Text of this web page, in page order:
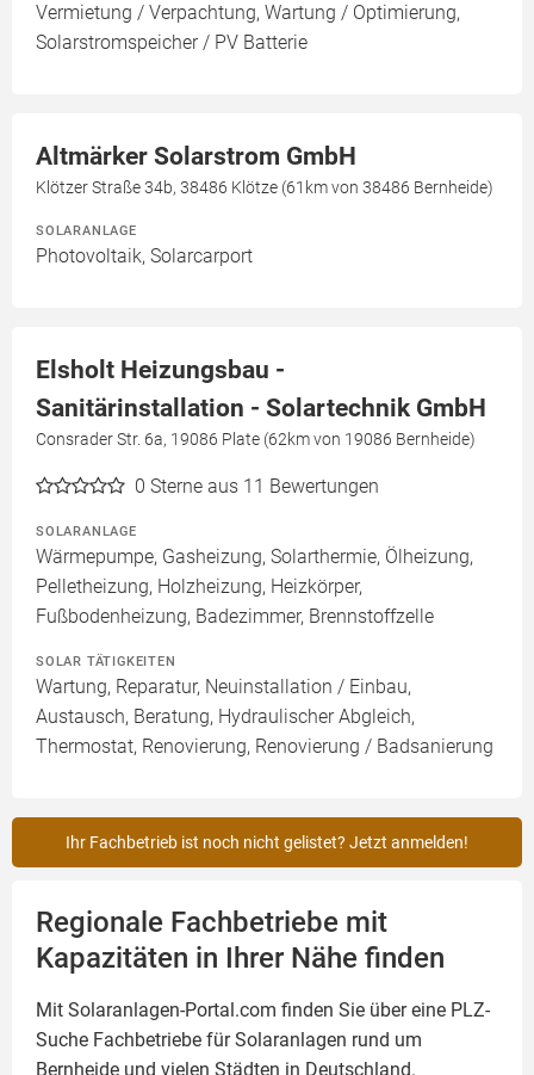
Vermietung / Verpachtung, Wartung / Optimierung,
Solarstromspeicher / PV Batterie
Altmärker Solarstrom GmbH
Klötzer Straße 34b, 38486 Klötze (61km von 38486 Bernheide)
SOLARANLAGE
Photovoltaik, Solarcarport
Elsholt Heizungsbau -
Sanitärinstallation - Solartechnik GmbH
Consrader Str. 6a, 19086 Plate (62km von 19086 Bernheide)
0 Sterne aus 11 Bewertungen
SOLARANLAGE
Wärmepumpe, Gasheizung, Solarthermie, Ölheizung,
Pelletheizung, Holzheizung, Heizkörper,
Fußbodenheizung, Badezimmer, Brennstoffzelle
SOLAR TÄTIGKEITEN
Wartung, Reparatur, Neuinstallation / Einbau,
Austausch, Beratung, Hydraulischer Abgleich,
Thermostat, Renovierung, Renovierung / Badsanierung
Ihr Fachbetrieb ist noch nicht gelistet? Jetzt anmelden!
Regionale Fachbetriebe mit
Kapazitäten in Ihrer Nähe finden
Mit Solaranlagen-Portal.com finden Sie über eine PLZ-
Suche Fachbetriebe fürSolaranlagen rund um
Bernheide und vielen Städten in Deutschland.